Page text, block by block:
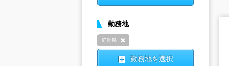
勤務地
静岡県
勤務地を選択